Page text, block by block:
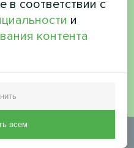
робот.
в соответствии с
и
контента
всем